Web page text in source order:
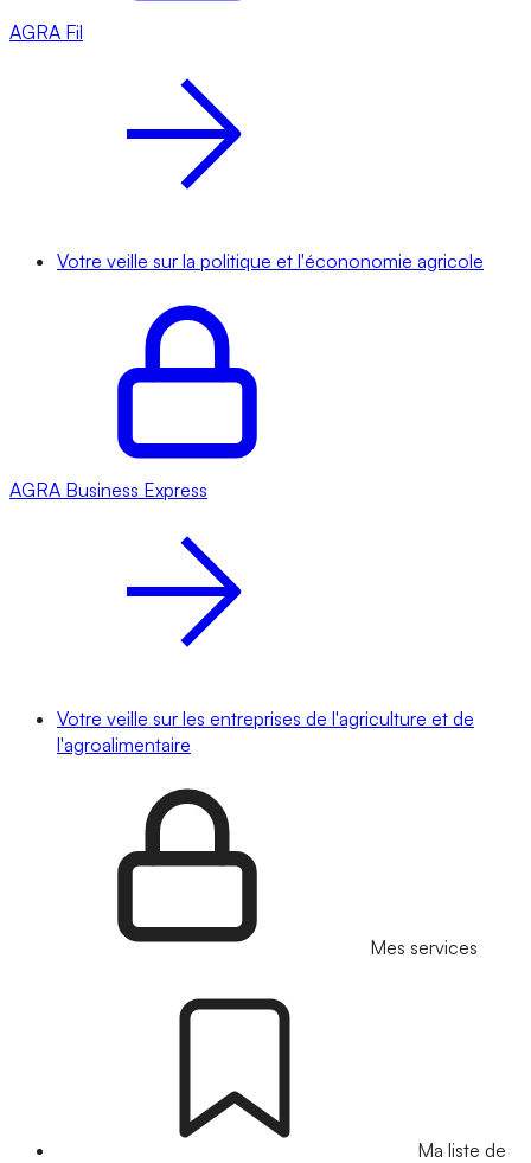
AGRA Fil
Votre veille sur la politique et l'écononomie agricole
AGRA Business Express
Votre veille sur les entreprises de l'agriculture et de
l'agroalimentaire
Mes services
Ma liste de